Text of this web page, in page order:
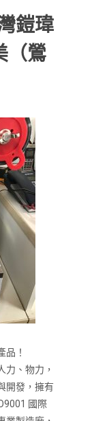
鎧瑋
（鶯
品！
力、物力，
開發，擁有
國際